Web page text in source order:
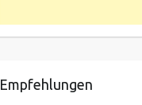
Empfehlungen